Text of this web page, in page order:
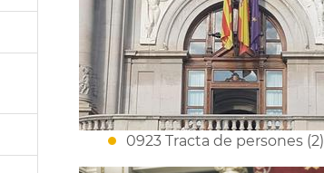
0923 Tracta de persones (2)